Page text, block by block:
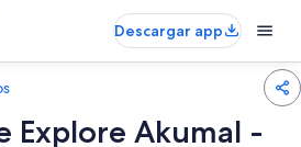
Descargar app
Explore Akumal -